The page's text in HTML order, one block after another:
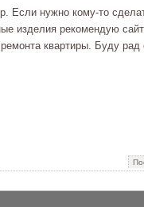
Если нужно кому-то
изделия рекомендую
квартиры. Буду рад